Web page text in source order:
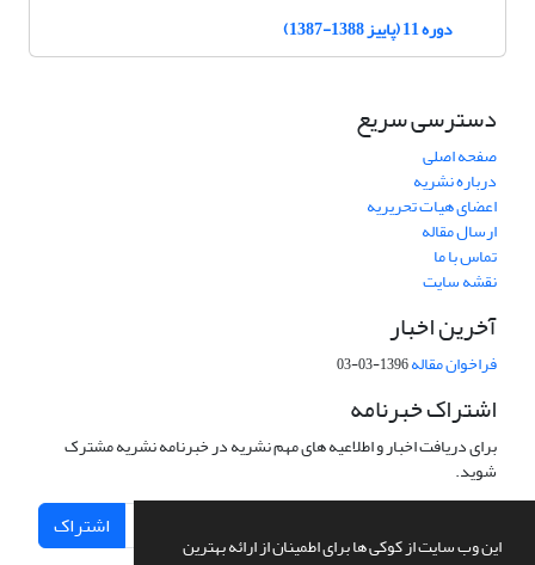
این وب سایت از کوکی ها برای اطمینان از ارائه بهترین
دوره 11 (پاییز 1388-1387)
دسترسی سریع
صفحه اصلی
درباره نشریه
اعضای هیات تحریریه
ارسال مقاله
تماس با ما
نقشه سایت
آخرین اخبار
فراخوان مقاله1396-03-03
اشتراک خبرنامه
برای دریافت اخبار و اطلاعیه های مهم نشریه در خبرنامه نشریه مشترک
شوید.
اشتراک